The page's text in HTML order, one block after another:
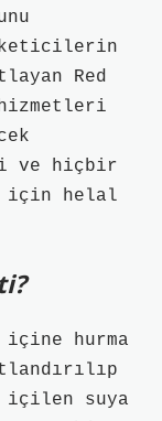
Red
ve hiçbir
için helal
hurma
içilen suya